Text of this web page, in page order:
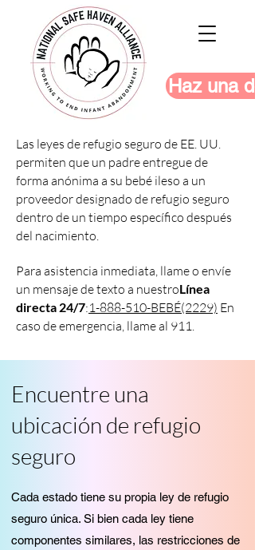
Para asistencia inmediata, llame o envíe
un mensaje de texto a nuestroLínea
directa 24/7:1-888-510-BEBÉ(2229) En
caso de emergencia, llame al 911.
Las leyes de refugio seguro de EE. UU.
permiten que un padre entregue de
forma anónima a su bebé ileso a un
proveedor designado de refugio seguro
dentro de un tiempo específico después
del nacimiento.
Haz una
Encuentre una
ubicación de refugio
seguro
Cada estado tiene su propia ley de refugio
seguro única. Si bien cada ley tiene
componentes similares, las restricciones de